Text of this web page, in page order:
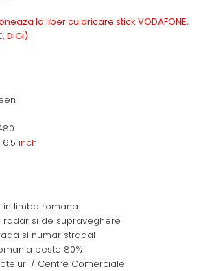
la liber cu oricare stick VODAFONE,
DIGI)
inch
in limba romana
radar si de supraveghere
si numar stradal
peste 80%
/ Centre Comerciale